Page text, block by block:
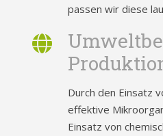
passen wir diese
Durch den Einsatz
effektive
Einsatz von